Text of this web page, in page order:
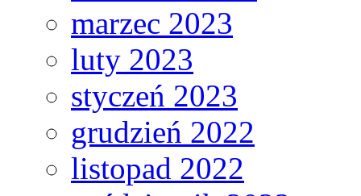
marzec 2023
luty 2023
styczeń 2023
grudzień 2022
listopad 2022